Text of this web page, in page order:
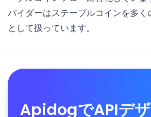
バイダーはステーブルコインを多く
として扱っています。
ApidogでAPIデ